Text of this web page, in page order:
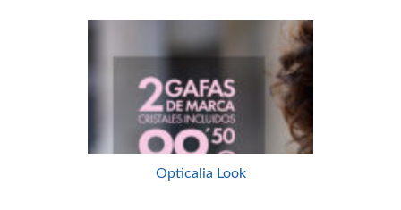
Opticalia Look